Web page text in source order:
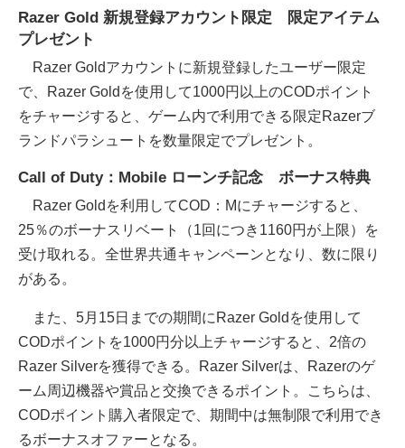
Razer Gold 新規登録アカウント限定 限定アイテム
プレゼント
Razer Goldアカウントに新規登録したユーザー限定
で、Razer Goldを使用して1000円以上のCODポイント
をチャージすると、ゲーム内で利用できる限定Razerブ
ランドパラシュートを数量限定でプレゼント。
Call of Duty：Mobile ローンチ記念 ボーナス特典
Razer Goldを利用してCOD：Mにチャージすると、
25％のボーナスリベート（1回につき1160円が上限）を
受け取れる。全世界共通キャンペーンとなり、数に限り
がある。
また、5月15日までの期間にRazer Goldを使用して
CODポイントを1000円分以上チャージすると、2倍の
Razer Silverを獲得できる。Razer Silverは、Razerのゲ
ーム周辺機器や賞品と交換できるポイント。こちらは、
CODポイント購入者限定で、期間中は無制限で利用でき
るボーナスオファーとなる。